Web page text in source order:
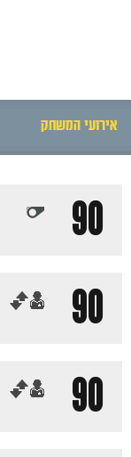
אירועי המשחק
סיקור המשחק
גלריה
90
90
90